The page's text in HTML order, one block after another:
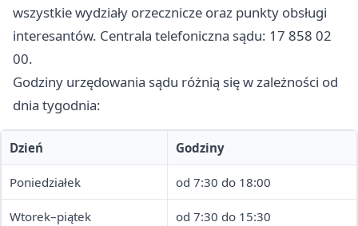
wszystkie wydziały orzecznicze oraz punkty obsługi
interesantów. Centrala telefoniczna sądu: 17 858 02
00.
Godziny urzędowania sądu różnią się w zależności od
dnia tygodnia:
Dzień Godziny
Poniedziałek od 7:30 do 18:00
Wtorek–piątek od 7:30 do 15:30